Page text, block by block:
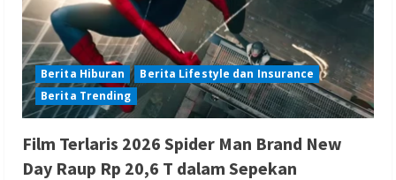
Berita Hiburan
Berita Lifestyle dan Insurance
Berita Trending
Film Terlaris 2026 Spider Man Brand New
Day Raup Rp 20,6 T dalam Sepekan